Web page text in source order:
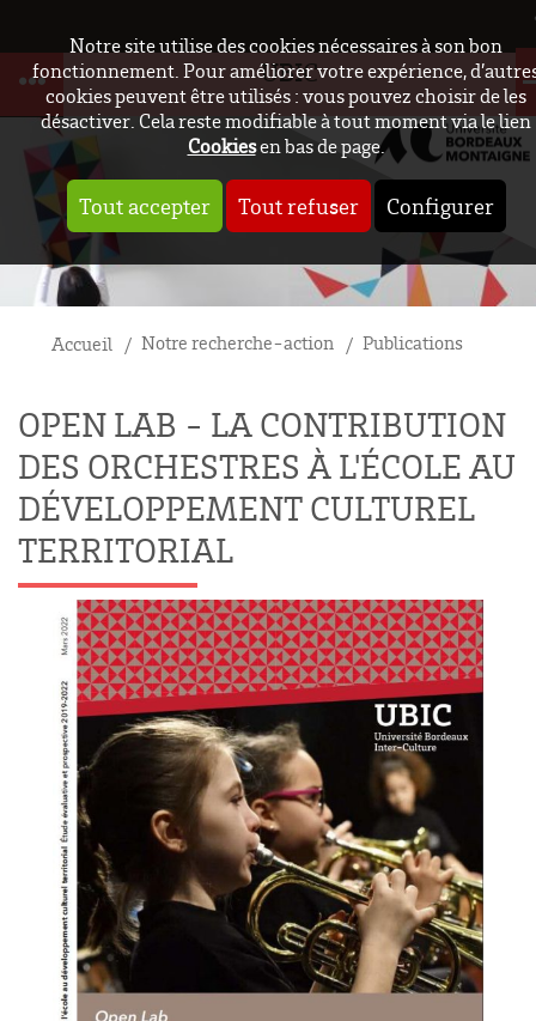
Notre site utilise des cookies nécessaires à son bon
fonctionnement. Pour améliorer votre expérience,
cookies peuvent être utilisés : vous pouvez choisir de les
désactiver. Cela reste modifiable à tout moment via le lien
Cookiesen bas de page.
Tout accepter Tout refuser Configurer
UBIC
Accueil Notre recherche-action Publications
OPEN LAB - LA CONTRIBUTION
DES ORCHESTRES À L'ÉCOLE AU
DÉVELOPPEMENT CULTUREL
TERRITORIAL